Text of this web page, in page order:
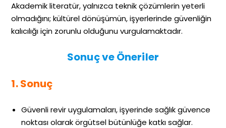
Akademik literatür, yalnızca teknik çözümlerin yeterli
olmadığını; kültürel dönüşümün, işyerlerinde güvenliğin
kalıcılığı için zorunlu olduğunu vurgulamaktadır.
Sonuç ve Öneriler
1. Sonuç
Güvenli revir uygulamaları, işyerinde sağlık güvence
noktası olarak örgütsel bütünlüğe katkı sağlar.